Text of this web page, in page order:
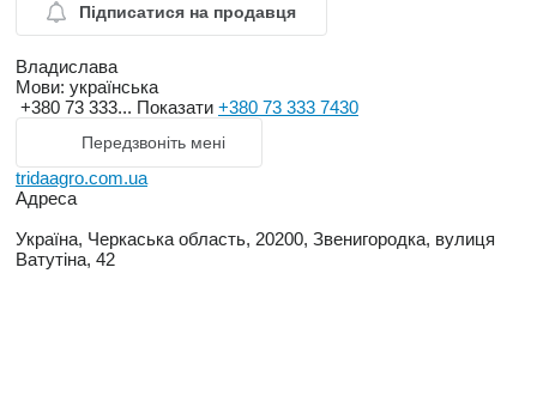
Підписатися на продавця
Владислава
Мови: українська
+380 73 333... Показати +380 73 333 7430
Передзвоніть мені
tridaagro.com.ua
Адреса
Україна, Черкаська область, 20200, Звенигородка, вулиця
Ватутіна, 42